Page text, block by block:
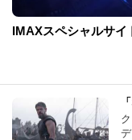
IMAXスペシャルサイ